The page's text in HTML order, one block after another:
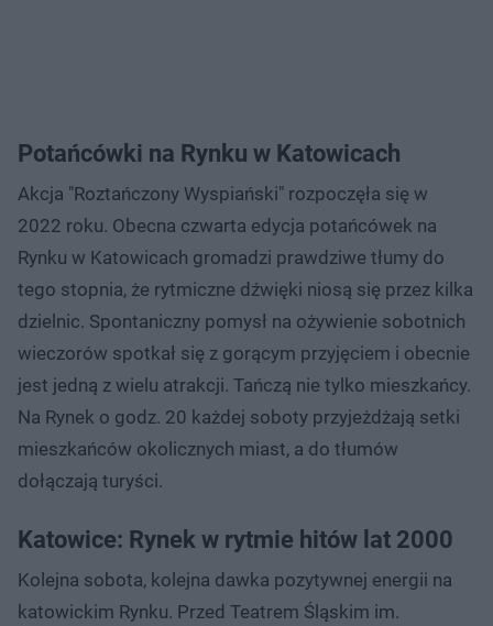
Potańcówki na Rynku w Katowicach
Akcja "Roztańczony Wyspiański" rozpoczęła się w
2022 roku. Obecna czwarta edycja potańcówek na
Rynku w Katowicach gromadzi prawdziwe tłumy do
tego stopnia, że rytmiczne dźwięki niosą się przez kilka
dzielnic. Spontaniczny pomysł na ożywienie sobotnich
wieczorów spotkał się z gorącym przyjęciem i obecnie
jest jedną z wielu atrakcji. Tańczą nie tylko mieszkańcy.
Na Rynek o godz. 20 każdej soboty przyjeżdżają setki
mieszkańców okolicznych miast, a do tłumów
dołączają turyści.
Katowice: Rynek w rytmie hitów lat 2000
Kolejna sobota, kolejna dawka pozytywnej energii na
katowickim Rynku. Przed Teatrem Śląskim im.